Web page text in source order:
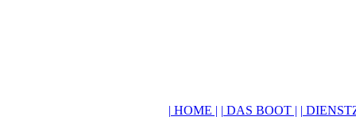
| HOME | | DAS BOOT | |